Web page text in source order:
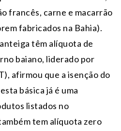
francês, carne e macarrão
fabricados na Bahia).
têm alíquota de
baiano, liderado por
afirmou que a isenção do
básica já é uma
listados no
tem alíquota zero